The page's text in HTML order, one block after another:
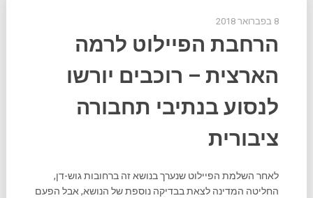
8 בפברואר 2018
הרחבת הפיילוט לרמה
הארצית – רוכבים יורשו
לנסוע בנתיבי תחבורה
ציבורית
לאחר השלמת הפיילוט שנערך בנושא זה ברחובות גוש-דן,
החליטה המדינה לצאת בבדיקה נוספת של הנושא, אבל הפעם